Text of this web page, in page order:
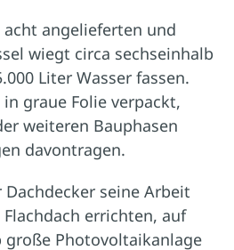
acht angelieferten und
wiegt circa sechseinhalb
Liter Wasser fassen.
graue Folie verpackt,
weiteren Bauphasen
davontragen.
seine Arbeit
errichten, auf
große Photovoltaikanlage